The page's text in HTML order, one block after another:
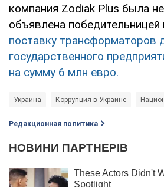
компания Zodiak Plus была
объявлена победительницей
поставку трансформаторов
государственного
на сумму 6 млн евро.
Украина Коррупция в Украине
Редакционная политика